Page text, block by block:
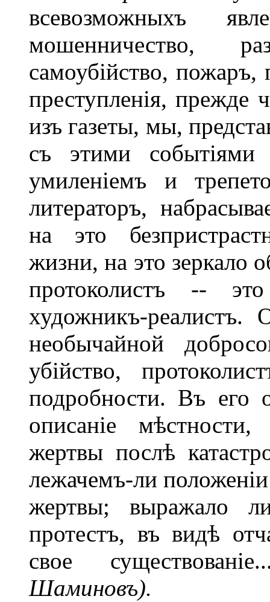
всевозможныхъ
мошенничество,
самоубійство, пожаръ,
преступленія, прежде
изъ газеты, мы,
съ этими событіями
умиленіемъ и
литераторъ,
на это
жизни, на это зеркало
протоколистъ --
художникъ-
необычайной
убійство,
подробности. Въ его
описаніе
жертвы послѣ
лежачемъ-ли
жертвы; выражало
протестъ, въ видѣ
свое
Шаминовъ).